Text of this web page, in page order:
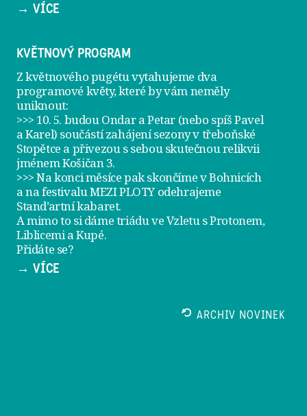
→ VÍCE
KVĚTNOVÝ PROGRAM
Z květnového pugétu vytahujeme dva
programové květy, které by vám neměly
uniknout:
>>> 10. 5. budou Ondar a Petar (nebo spíš Pavel
a Karel) součástí zahájení sezony vtřeboňské
Stopětce a přivezou s sebou skutečnou relikvii
jménemKošičan 3.
>>> Na konci měsíce pak skončíme v Bohnicích
a na festivaluMEZI PLOTY odehrajeme
Stand’artní kabaret.
A mimo to si dámetriádu ve Vzletu s Protonem,
Liblicemi a Kupé.
Přidáte se?
→ VÍCE
ARCHIV NOVINEK